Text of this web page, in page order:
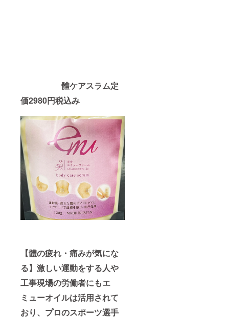
體ケアスラム定
価2980円税込み
【體の疲れ・痛みが気にな
る】激しい運動をする人や
工事現場の労働者にもエ
ミューオイルは活用されて
おり、プロのスポーツ選手